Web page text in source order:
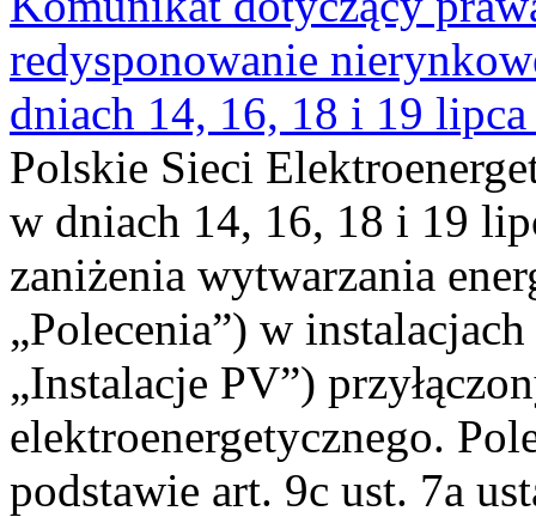
redysponowanie
dniach 14, 16, 18 i 19
Polskie Sieci
w dniach 14, 16, 18 i 19
zaniżenia wytwarzania
„Polecenia”) w
„Instalacje PV”)
elektroenergetycznego.
podstawie art. 9c ust. 7a